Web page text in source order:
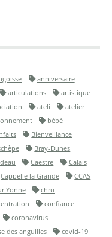
anniversaire
articulations
artistique
ateli
atelier
bébé
Bienveillance
Bray-Dunes
Caëstre
Calais
Cappelle la Grande
CCAS
Yonne
chru
confiance
coronavirus
des anguilles
covid-19